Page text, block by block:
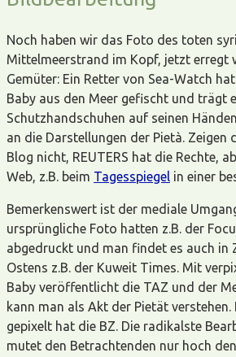
Noch haben wir das Foto des toten
Mittelmeerstrand im Kopf, jetzt erregt
Gemüter: Ein Retter von Sea-Watch
Baby aus den Meer gefischt und trägt
Schutzhandschuhen auf seinen
an die Darstellungen der Pietà. Zeigen
Blog nicht, REUTERS hat die Rechte,
Web, z.B. beim Tagesspiegel in einer
Bemerkenswert ist der mediale
ursprüngliche Foto hatten z.B. der
abgedruckt und man findet es auch in
Ostens z.B. der Kuweit Times. Mit
Baby veröffentlicht die TAZ und der
kann man als Akt der Pietät verstehen.
gepixelt hat die BZ. Die radikalste
mutet den Betrachtenden nur hoch